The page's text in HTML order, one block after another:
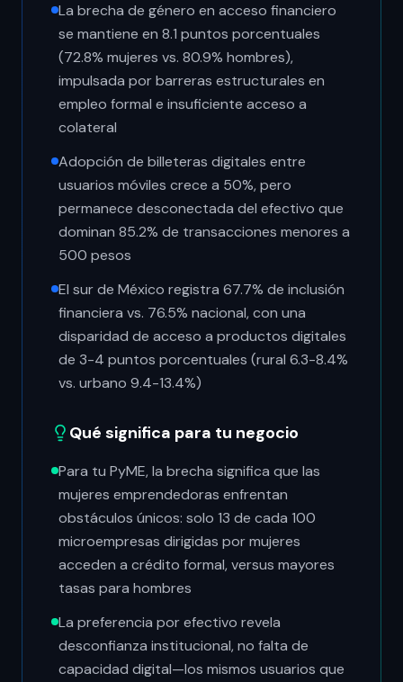
La brecha de género en acceso financiero
se mantiene en 8.1 puntos porcentuales
(72.8% mujeres vs. 80.9% hombres),
impulsada por barreras estructurales en
empleo formal e insuficiente acceso a
colateral
Adopción de billeteras digitales entre
usuarios móviles crece a 50%, pero
permanece desconectada del efectivo que
dominan 85.2% de transacciones menores a
500 pesos
El sur de México registra 67.7% de inclusión
financiera vs. 76.5% nacional, con una
disparidad de acceso a productos digitales
de 3-4 puntos porcentuales (rural 6.3-8.4%
vs. urbano 9.4-13.4%)
Qué significa para tu negocio
Para tu PyME, la brecha significa que las
mujeres emprendedoras enfrentan
obstáculos únicos: solo 13 de cada 100
microempresas dirigidas por mujeres
acceden a crédito formal, versus mayores
tasas para hombres
La preferencia por efectivo revela
desconfianza institucional, no falta de
capacidad digital—los mismos usuarios que